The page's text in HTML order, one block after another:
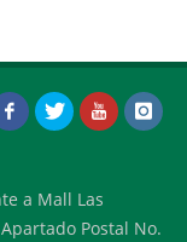
a Mall Las
Postal No.